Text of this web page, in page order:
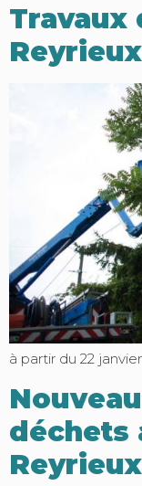
Travaux
Reyrieux
à partir du 22
déchets
Reyrieux